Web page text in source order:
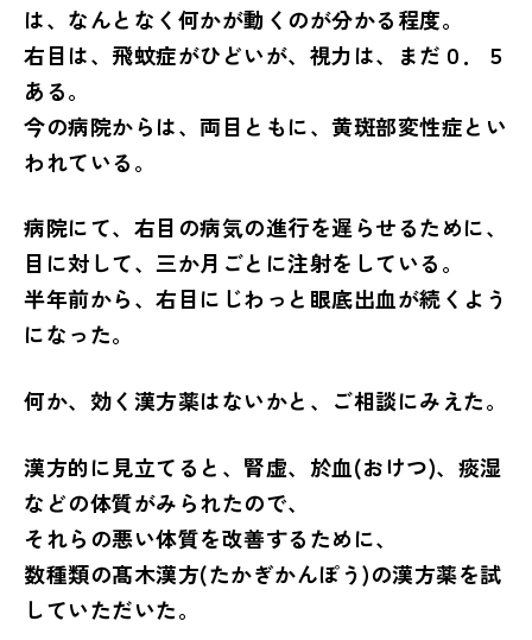
は、なんとなく何かが動くのが分かる程度。
右目は、飛蚊症がひどいが、視力は、まだ０．５
ある。
今の病院からは、両目ともに、黄斑部変性症とい
われている。
病院にて、右目の病気の進行を遅らせるために、
目に対して、三か月ごとに注射をしている。
半年前から、右目にじわっと眼底出血が続くよう
になった。
何か、効く漢方薬はないかと、ご相談にみえた。
漢方的に見立てると、腎虚、於血(おけつ)、痰湿
などの体質がみられたので、
それらの悪い体質を改善するために、
数種類の髙木漢方(たかぎかんぽう)の漢方薬を試
していただいた。